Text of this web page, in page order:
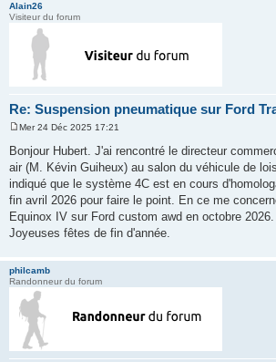
Alain26
Visiteur du forum
Re: Suspension pneumatique sur Ford
s
s
a
g
e
Mer 24 Déc 2025 17:21
Bonjour Hubert. J'ai rencontré le directeur
air (M. Kévin Guiheux) au salon du véhicule de
indiqué que le système 4C est en cours
fin avril 2026 pour faire le point. En ce me
Equinox IV sur Ford custom awd en octobre 2026.
Joyeuses fêtes de fin d'année.
philcamb
Randonneur du forum